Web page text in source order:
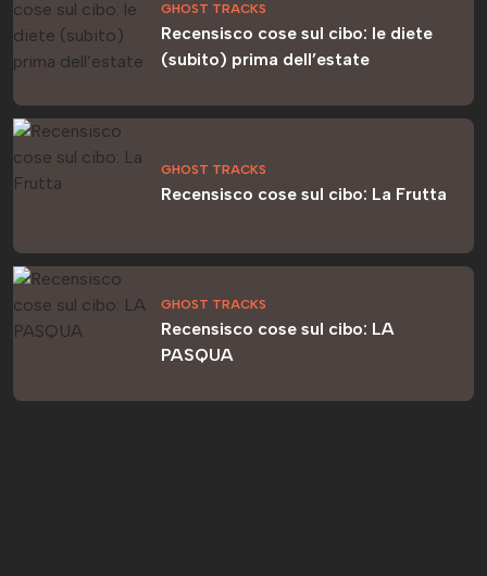
GHOST TRACKS
Recensisco cose sul cibo: le diete
(subito) prima dell’estate
GHOST TRACKS
Recensisco cose sul cibo: La Frutta
GHOST TRACKS
Recensisco cose sul cibo: LA
PASQUA